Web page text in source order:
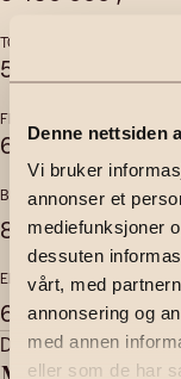
Denne nettsiden
Vi bruker
annonser et
mediefunksjoner
dessuten
vårt, med
annonsering og
med annen
eller som de har
TOTALPRIS
5 570 389
FELLESGJELD
61 593 ,-
BRUKSAREAL
81 m2
EKSTERNT BRUKSAREAL
6 m2
Daglig leder |